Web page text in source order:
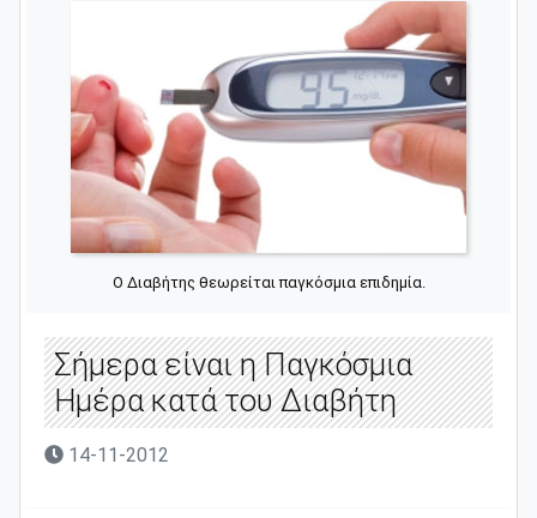
Ο Διαβήτης θεωρείται παγκόσμια επιδημία.
Σήμερα είναι η Παγκόσμια
Ημέρα κατά του Διαβήτη
14-11-2012